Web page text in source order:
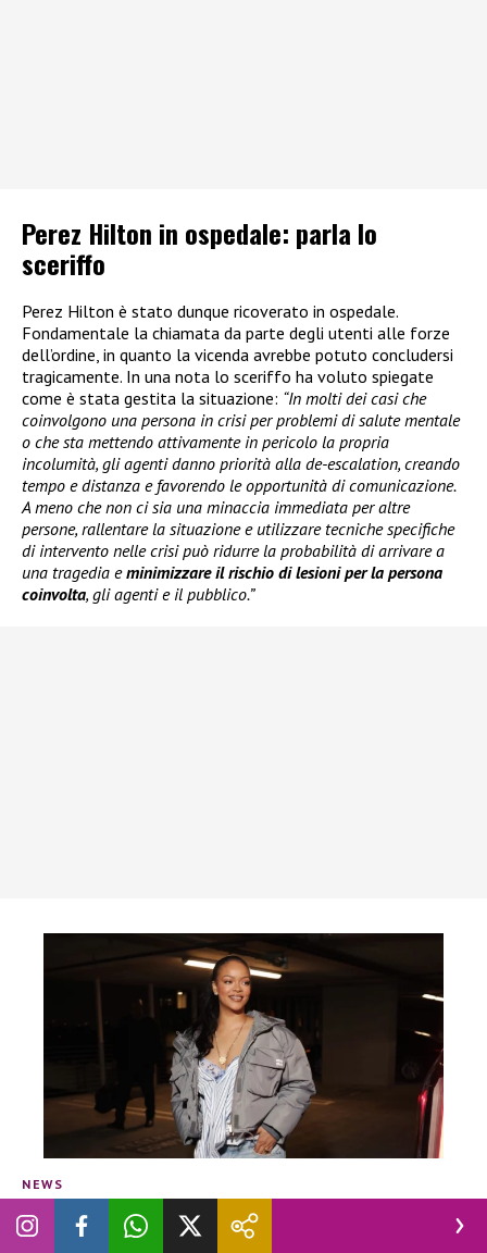
Perez Hilton in ospedale: parla lo
sceriffo
Perez Hilton è stato dunque ricoverato in ospedale.
Fondamentale la chiamata da parte degli utenti alle forze
dell’ordine, in quanto la vicenda avrebbe potuto concludersi
tragicamente. In una nota lo sceriffo ha voluto spiegate
come è stata gestita la situazione: “In molti dei casi che
coinvolgono una persona in crisi per problemi di salute mentale
o che sta mettendo attivamente in pericolo la propria
incolumità, gli agenti danno priorità alla de-escalation, creando
tempo e distanza e favorendo le opportunità di comunicazione.
A meno che non ci sia una minaccia immediata per altre
persone, rallentare la situazione e utilizzare tecniche specifiche
di intervento nelle crisi può ridurre la probabilità di arrivare a
una tragedia eminimizzare il rischio di lesioni per la persona
coinvolta, gli agenti e il pubblico.”
NEWS
Perchè tutti parlano del ritorno